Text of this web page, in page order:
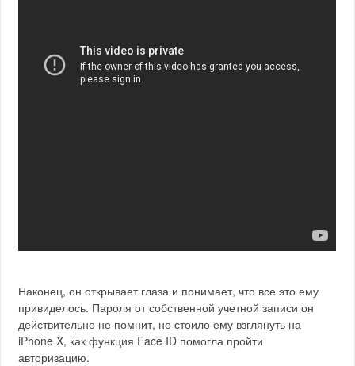
Наконец, он открывает глаза и понимает, что все это ему
привиделось. Пароля от собственной учетной записи он
действительно не помнит, но стоило ему взглянуть на
iPhone X, как функция Face ID помогла пройти
авторизацию.